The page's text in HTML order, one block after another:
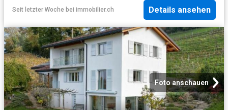
Seit letzter Woche bei immobilier.ch Details ansehen
Foto anschauen